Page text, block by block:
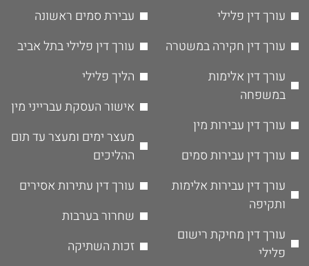
עורך דין פלילי
עורך דין חקירה במשטרה
עורך דין אלימות
במשפחה
עורך דין עבירות מין
עורך דין עבירות סמים
עורך דין עבירות אלימות
ותקיפה
עורך דין מחיקת רישום
פלילי
עבירת סמים ראשונה
עורך דין פלילי בתל אביב
הליך פלילי
אישור העסקת עברייני מין
מעצר ימים ומעצר עד תום
ההליכים
עורך דין עתירות אסירים
שחרור בערבות
זכות השתיקה